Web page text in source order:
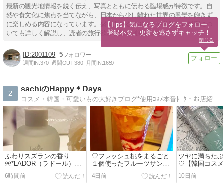
最新の観光地情報を鋭く伝え、写真とともに伝わる臨場感が特徴です。自
然や食文化に焦点を当てながら、日本から少し離れた世界の風景を飽きず
に楽しめる内容になっています。盛り上がるスポットや美味しい料理につ
いても詳しく解説し、読者の旅行欲と食欲を刺激します。
2001109 5
週間IN:370 週間OUT:380 月間IN:1650
2
sachiのHappy＊Days
コスメ・韓国・可愛いもの大好きブログ*使用ｺｽﾒ本音ﾄｰｸ・お店紹介などHAPPYフォト満載です。
ふわりスズランの香り
୨୧*LADOR（ラドール）パ
フュームヘアオイル（エン
ジェルミュゲ）*୨୧
6時間前
♡フレッシュ桃をまるごと
１個使ったフルーツサンデ
ー♡食べました♡
4日前
ツヤに満ちた
♡【韓国コス
A’PIEU「ジュ
リッププラン
10日前
【Tips】気になるブログをフォロー。
登録不要。更新を逃さずキャッチ！
閉じる